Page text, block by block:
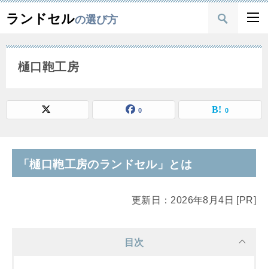
ランドセルの選び方
樋口鞄工房
0 0
「樋口鞄工房のランドセル」とは
更新日：2026年8月4日 [PR]
目次